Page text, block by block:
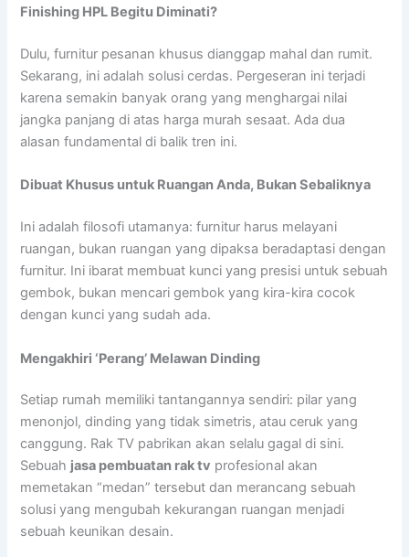
Finishing HPL Begitu Diminati?
Dulu, furnitur pesanan khusus dianggap mahal dan rumit.
Sekarang, ini adalah solusi cerdas. Pergeseran ini terjadi
karena semakin banyak orang yang menghargai nilai
jangka panjang di atas harga murah sesaat. Ada dua
alasan fundamental di balik tren ini.
Dibuat Khusus untuk Ruangan Anda, Bukan Sebaliknya
Ini adalah filosofi utamanya: furnitur harus melayani
ruangan, bukan ruangan yang dipaksa beradaptasi dengan
furnitur. Ini ibarat membuat kunci yang presisi untuk sebuah
gembok, bukan mencari gembok yang kira-kira cocok
dengan kunci yang sudah ada.
Mengakhiri ‘Perang’ Melawan Dinding
Setiap rumah memiliki tantangannya sendiri: pilar yang
menonjol, dinding yang tidak simetris, atau ceruk yang
canggung. Rak TV pabrikan akan selalu gagal di sini.
Sebuah jasa pembuatan rak tv profesional akan
memetakan “medan” tersebut dan merancang sebuah
solusi yang mengubah kekurangan ruangan menjadi
sebuah keunikan desain.